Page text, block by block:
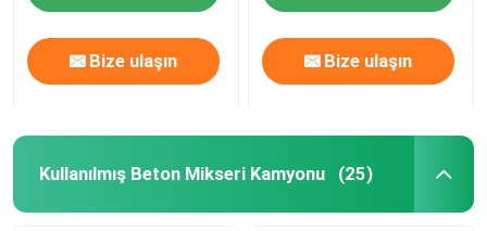
Bize ulaşın Bize ulaşın
Kullanılmış Beton Mikseri Kamyonu (25)